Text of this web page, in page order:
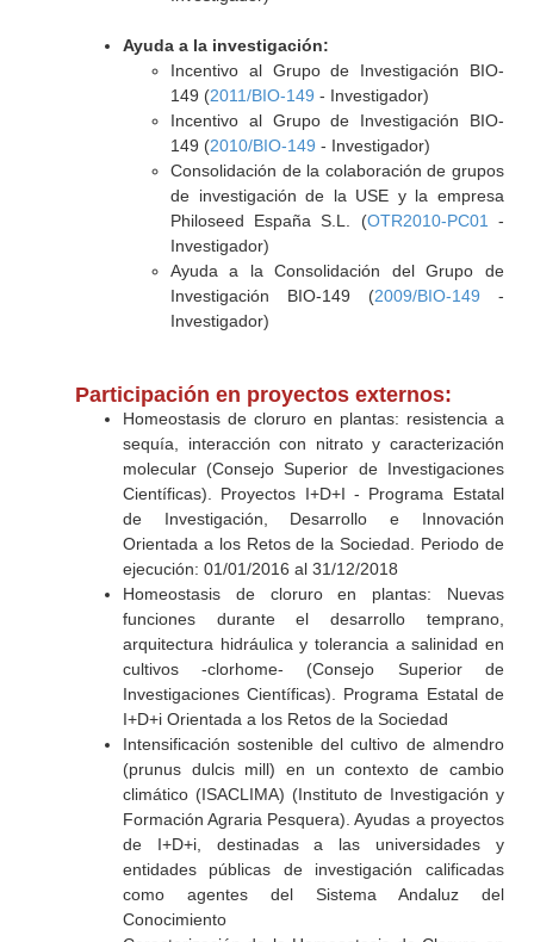
Ayuda a la investigación:
Incentivo al Grupo de Investigación BIO-
149 (2011/BIO-149 - Investigador)
Incentivo al Grupo de Investigación BIO-
149 (2010/BIO-149 - Investigador)
Consolidación de la colaboración de grupos
de investigación de la USE y la empresa
Philoseed España S.L. (OTR2010-PC01
-
Investigador)
Ayuda a la Consolidación del Grupo de
Investigación BIO-149 (2009/BIO-149 -
Investigador)
Participación en proyectos externos:
Homeostasis de cloruro en plantas: resistencia a
sequía, interacción con nitrato y caracterización
molecular (Consejo Superior de Investigaciones
Científicas). Proyectos I+D+I - Programa Estatal
de Investigación, Desarrollo e Innovación
Orientada a los Retos de la Sociedad. Periodo de
ejecución: 01/01/2016 al 31/12/2018
Homeostasis de cloruro en plantas: Nuevas
funciones durante el desarrollo temprano,
arquitectura hidráulica y tolerancia a salinidad en
cultivos -clorhome- (Consejo Superior de
Investigaciones Científicas). Programa Estatal de
I+D+i Orientada a los Retos de la Sociedad
Intensificación sostenible del cultivo de almendro
(prunus dulcis mill) en un contexto de cambio
climático (ISACLIMA) (Instituto de Investigación y
Formación Agraria Pesquera). Ayudas a proyectos
de I+D+i, destinadas a las universidades y
entidades públicas de investigación calificadas
como agentes del Sistema Andaluz del
Conocimiento